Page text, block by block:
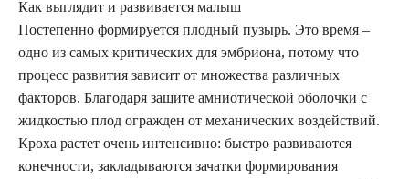
Как выглядит и развивается малыш
Постепенно формируется плодный пузырь. Это время ‒
одно из самых критических для эмбриона, потому что
процесс развития зависит от множества различных
факторов. Благодаря защите амниотической оболочки с
жидкостью плод огражден от механических воздействий.
Кроха растет очень интенсивно: быстро развиваются
конечности, закладываются зачатки формирования